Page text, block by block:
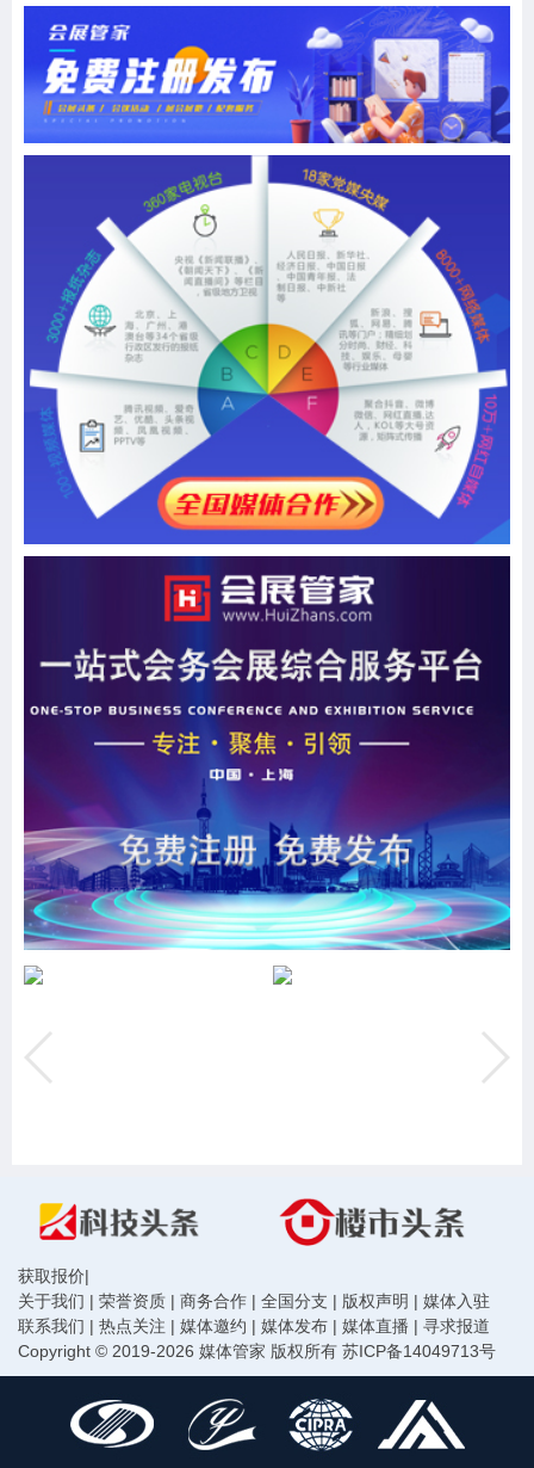
获取报价|
关于我们 | 荣誉资质 | 商务合作 | 全国分支 | 版权声明 | 媒体入驻
联系我们 | 热点关注 | 媒体邀约 | 媒体发布 | 媒体直播 | 寻求报道
Copyright © 2019-2026 媒体管家 版权所有 苏ICP备14049713号